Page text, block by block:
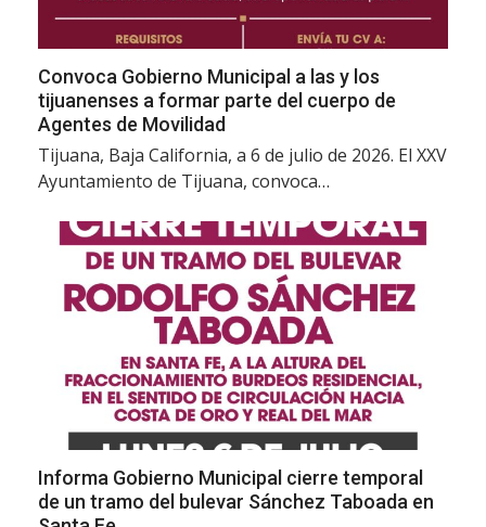
Convoca Gobierno Municipal a las y los
tijuanenses a formar parte del cuerpo de
Agentes de Movilidad
Tijuana, Baja California, a 6 de julio de 2026. El XXV
Ayuntamiento de Tijuana, convoca…
Informa Gobierno Municipal cierre temporal
de un tramo del bulevar Sánchez Taboada en